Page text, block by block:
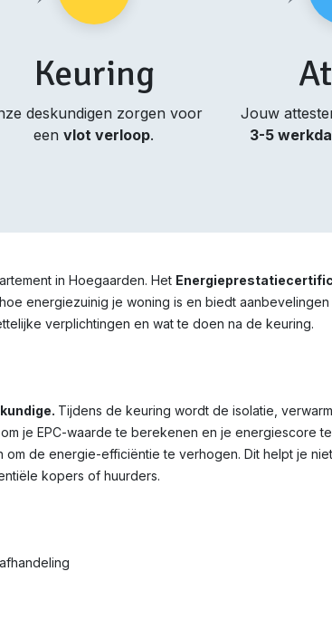
Keuring
deskundigen zorgen voor
eenvlot verloop.
Jouw
3-5
in Hoegaarden. Het
energiezuinig je woning is en biedt
verplichtingen en wat te doen na de keuring.
Tijdens de keuring wordt de isolatie,
je EPC-waarde te berekenen en je energiescore
de energie-efficiëntie te verhogen. Dit helpt je
kopers of huurders.